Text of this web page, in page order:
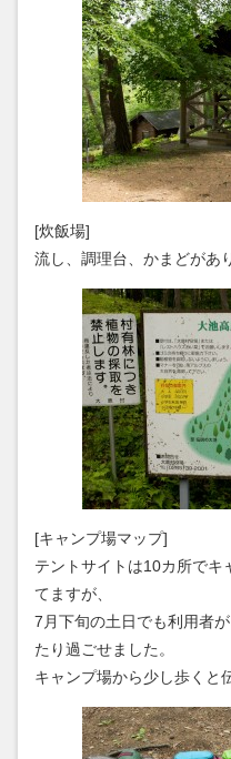
[炊飯場]
流し、調理台、かまどがあ
[キャンプ場マップ]
テントサイトは10カ所でキ
てますが、
7月下旬の土日でも利用者
たり過ごせました。
キャンプ場から少し歩くと